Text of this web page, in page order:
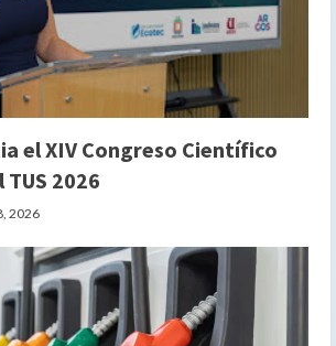
el XIV Congreso Científico
2026
2026